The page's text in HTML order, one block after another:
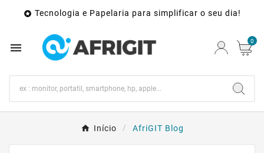
 Tecnologia e Papelaria para simplificar o seu dia!
 0
Início AfriGIT Blog